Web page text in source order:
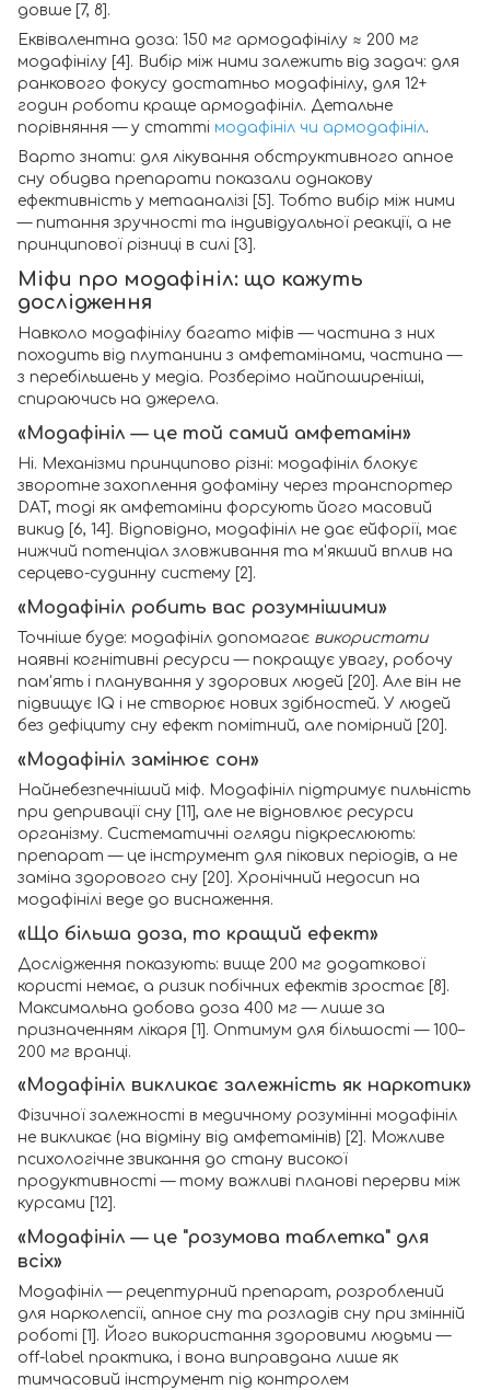
довше [7, 8].
Еквівалентна доза: 150 мг армодафінілу ≈ 200 мг
модафінілу [4]. Вибір між ними залежить від задач: для
ранкового фокусу достатньо модафінілу, для 12+
годин роботи краще армодафініл. Детальне
порівняння — у статті модафініл чи армодафініл.
Варто знати: для лікування обструктивного апное
сну обидва препарати показали однакову
ефективність у метааналізі [5]. Тобто вибір між ними
— питання зручності та індивідуальної реакції, а не
принципової різниці в силі [3].
Міфи про модафініл: що кажуть
дослідження
Навколо модафінілу багато міфів — частина з них
походить від плутанини з амфетамінами, частина —
з перебільшень у медіа. Розберімо найпоширеніші,
спираючись на джерела.
«Модафініл — це той самий амфетамін»
Ні. Механізми принципово різні: модафініл блокує
зворотне захоплення дофаміну через транспортер
DAT, тоді як амфетаміни форсують його масовий
викид [6, 14]. Відповідно, модафініл не дає ейфорії, має
нижчий потенціал зловживання та м'якший вплив на
серцево-судинну систему [2].
«Модафініл робить вас розумнішими»
Точніше буде: модафініл допомагає використати
наявні когнітивні ресурси — покращує увагу, робочу
пам'ять і планування у здорових людей [20]. Але він не
підвищує IQ і не створює нових здібностей. У людей
без дефіциту сну ефект помітний, але помірний [20].
«Модафініл замінює сон»
Найнебезпечніший міф. Модафініл підтримує пильність
при депривації сну [11], але не відновлює ресурси
організму. Систематичні огляди підкреслюють:
препарат — це інструмент для пікових періодів, а не
заміна здорового сну [20]. Хронічний недосип на
модафінілі веде до виснаження.
«Що більша доза, то кращий ефект»
Дослідження показують: вище 200 мг додаткової
користі немає, а ризик побічних ефектів зростає [8].
Максимальна добова доза 400 мг — лише за
призначенням лікаря [1]. Оптимум для більшості — 100–
200 мг вранці.
«Модафініл викликає залежність як наркотик»
Фізичної залежності в медичному розумінні модафініл
не викликає (на відміну від амфетамінів) [2]. Можливе
психологічне звикання до стану високої
продуктивності — тому важливі планові перерви між
курсами [12].
«Модафініл — це "розумова таблетка" для
всіх»
Модафініл — рецептурний препарат, розроблений
для нарколепсії, апное сну та розладів сну при змінній
роботі [1]. Його використання здоровими людьми —
off-label практика, і вона виправдана лише як
тимчасовий інструмент під контролем